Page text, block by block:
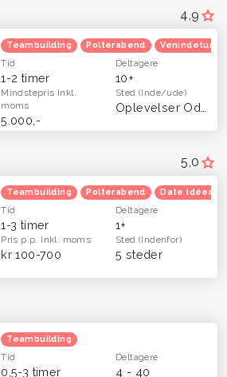
4,9
Teambuilding Polterabend Venindetur
Tid
1-2 timer
Deltagere
10+
Mindstepris Inkl.
moms
5.000,-
Sted(Inde/ude)
5,0
Teambuilding Polterabend Date idéer
Tid
1-3 timer
Deltagere
1+
Pris p.p. Inkl. moms
kr 100-700
Sted(Indenfor)
5 steder
Teambuilding
Tid
0,5-3 timer
Deltagere
4 - 40